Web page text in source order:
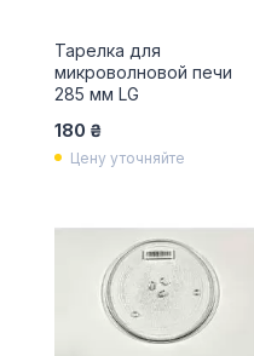
Тарелка для
микроволновой печи
285 мм LG
180 ₴
Цену уточняйте